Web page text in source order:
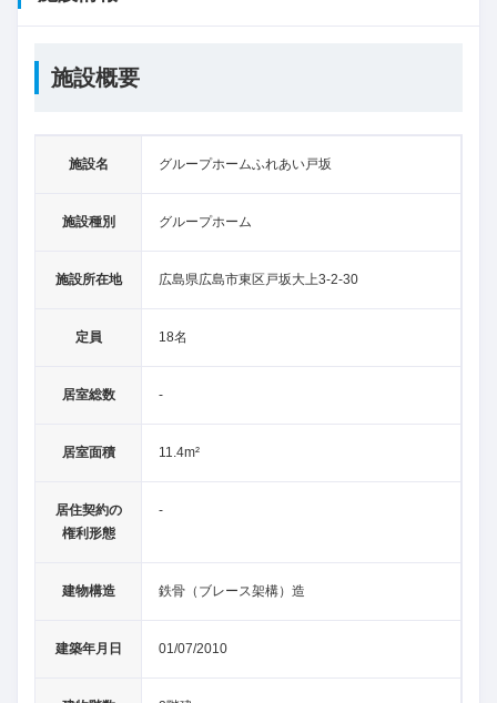
施設概要
施設名 グループホームふれあい戸坂
施設種別 グループホーム
施設所在地 広島県広島市東区戸坂大上3-2-30
定員 18名
居室総数 -
居室面積 11.4m²
居住契約の
権利形態
-
建物構造 鉄骨（ブレース架構）造
建築年月日 01/07/2010